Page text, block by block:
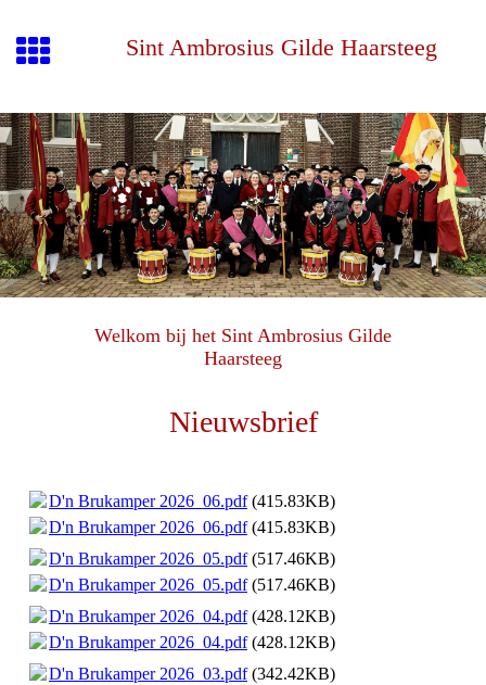
Sint Ambrosius Gilde Haarsteeg
Welkom bij het Sint Ambrosius Gilde
Haarsteeg
Nieuwsbrief
D'n Brukamper 2026_06.pdf(415.83KB)
D'n Brukamper 2026_06.pdf(415.83KB)
D'n Brukamper 2026_05.pdf(517.46KB)
D'n Brukamper 2026_05.pdf(517.46KB)
D'n Brukamper 2026_04.pdf(428.12KB)
D'n Brukamper 2026_04.pdf(428.12KB)
D'n Brukamper 2026_03.pdf(342.42KB)